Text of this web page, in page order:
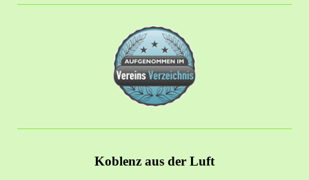
Koblenz aus der Luft